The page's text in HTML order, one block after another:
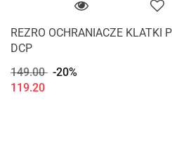
REZRO OCHRANIACZE KLATKI
DCP
149.00 -20%
119.20